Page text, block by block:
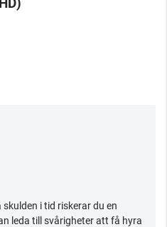
i tid riskerar du en
leda till svårigheter att få hyra